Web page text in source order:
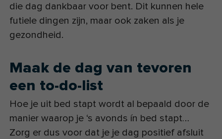
die dag dankbaar voor bent. Dit kunnen hele
futiele dingen zijn, maar ook zaken als je
gezondheid.
Maak de dag van tevoren
een to-do-list
Hoe je uit bed stapt wordt al bepaald door de
manier waarop je ‘s avonds ín bed stapt…
Zorg er dus voor dat je je dag positief afsluit